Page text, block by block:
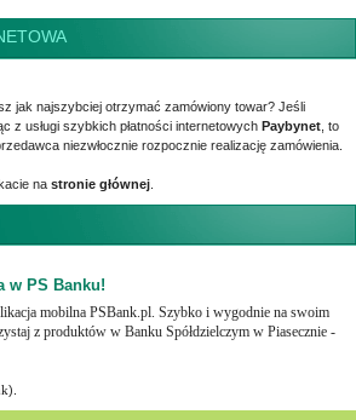
jak najszybciej otrzymać zamówiony towar? Jeśli
z usługi szybkich płatności internetowych Paybynet , to
niezwłocznie rozpocznie realizację zamówienia.
na stronie głównej
w PS Banku!
mobilna PSBank.pl. Szybko i wygodnie na swoim
z produktów w Banku Spółdzielczym w Piasecznie -
).